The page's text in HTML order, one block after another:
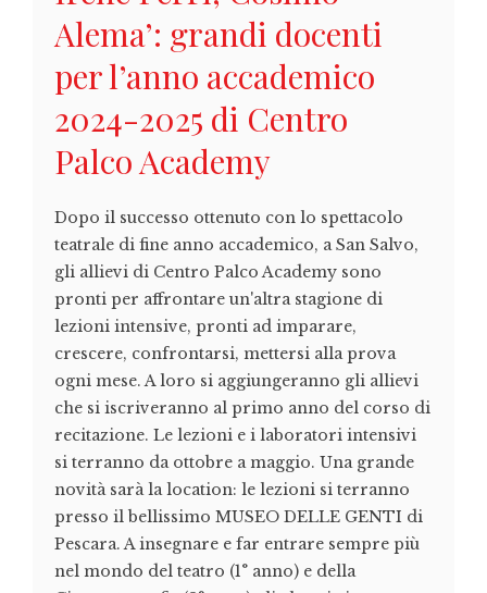
Alema’: grandi docenti
per l’anno accademico
2024-2025 di Centro
Palco Academy
Dopo il successo ottenuto con lo spettacolo
teatrale di fine anno accademico, a San Salvo,
gli allievi di Centro Palco Academy sono
pronti per affrontare un'altra stagione di
lezioni intensive, pronti ad imparare,
crescere, confrontarsi, mettersi alla prova
ogni mese. A loro si aggiungeranno gli allievi
che si iscriveranno al primo anno del corso di
recitazione. Le lezioni e i laboratori intensivi
si terranno da ottobre a maggio. Una grande
novità sarà la location: le lezioni si terranno
presso il bellissimo MUSEO DELLE GENTI di
Pescara. A insegnare e far entrare sempre più
nel mondo del teatro (1° anno) e della